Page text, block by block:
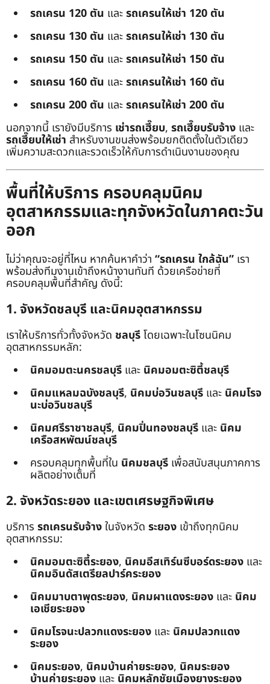
รถเครน 120 ตัน และรถเครนให้เช่า 120 ตัน
รถเครน 130 ตัน และรถเครนให้เช่า 130 ตัน
รถเครน 150 ตัน และรถเครนให้เช่า 150 ตัน
รถเครน 160 ตัน และรถเครนให้เช่า 160 ตัน
รถเครน 200 ตัน และรถเครนให้เช่า 200 ตัน
นอกจากนี้ เรายังมีบริการ เช่ารถเฮี๊ยบ, รถเฮี๊ยบรับจ้าง และ
รถเฮี๊ยบให้เช่า สำหรับงานขนส่งพร้อมยกติดตั้งในตัวเดียว
เพิ่มความสะดวกและรวดเร็วให้กับการดำเนินงานของคุณ
พื้นที่ให้บริการ ครอบคลุมนิคม
อุตสาหกรรมและทุกจังหวัดในภาคตะวัน
ออก
ไม่ว่าคุณจะอยู่ที่ไหน หากค้นหาคำว่า “รถเครน ใกล้ฉัน” เรา
พร้อมส่งทีมงานเข้าถึงหน้างานทันที ด้วยเครือข่ายที่
ครอบคลุมพื้นที่สำคัญ ดังนี้:
1. จังหวัดชลบุรี และนิคมอุตสาหกรรม
เราให้บริการทั่วทั้งจังหวัด ชลบุรีโดยเฉพาะในโซนนิคม
อุตสาหกรรมหลัก:
นิคมอมตะนครชลบุรี และ นิคมอมตะซิตี้ชลบุรี
นิคมแหลมฉบังชลบุรี, นิคมบ่อวินชลบุรี และ นิคมโรจ
นะบ่อวินชลบุรี
นิคมศรีราชาชลบุรี, นิคมปิ่นทองชลบุรี และ นิคม
เครือสหพัฒน์ชลบุรี
ครอบคลุมทุกพื้นที่ใน นิคมชลบุรี เพื่อสนับสนุนภาคการ
ผลิตอย่างเต็มที่
2. จังหวัดระยอง และเขตเศรษฐกิจพิเศษ
บริการ รถเครนรับจ้างในจังหวัด ระยอง เข้าถึงทุกนิคม
อุตสาหกรรม:
นิคมอมตะซิตี้ระยอง, นิคมอีสเทิร์นซีบอร์ดระยอง และ
นิคมอินดัสเตรียลปาร์คระยอง
นิคมมาบตาพุดระยอง, นิคมผาแดงระยอง และ นิคม
เอเชียระยอง
นิคมโรจนะปลวกแดงระยอง และ นิคมปลวกแดง
ระยอง
นิคมระยอง, นิคมบ้านค่ายระยอง, นิคมระยอง
บ้านค่ายระยอง และ นิคมหลักชัยเมืองยางระยอง